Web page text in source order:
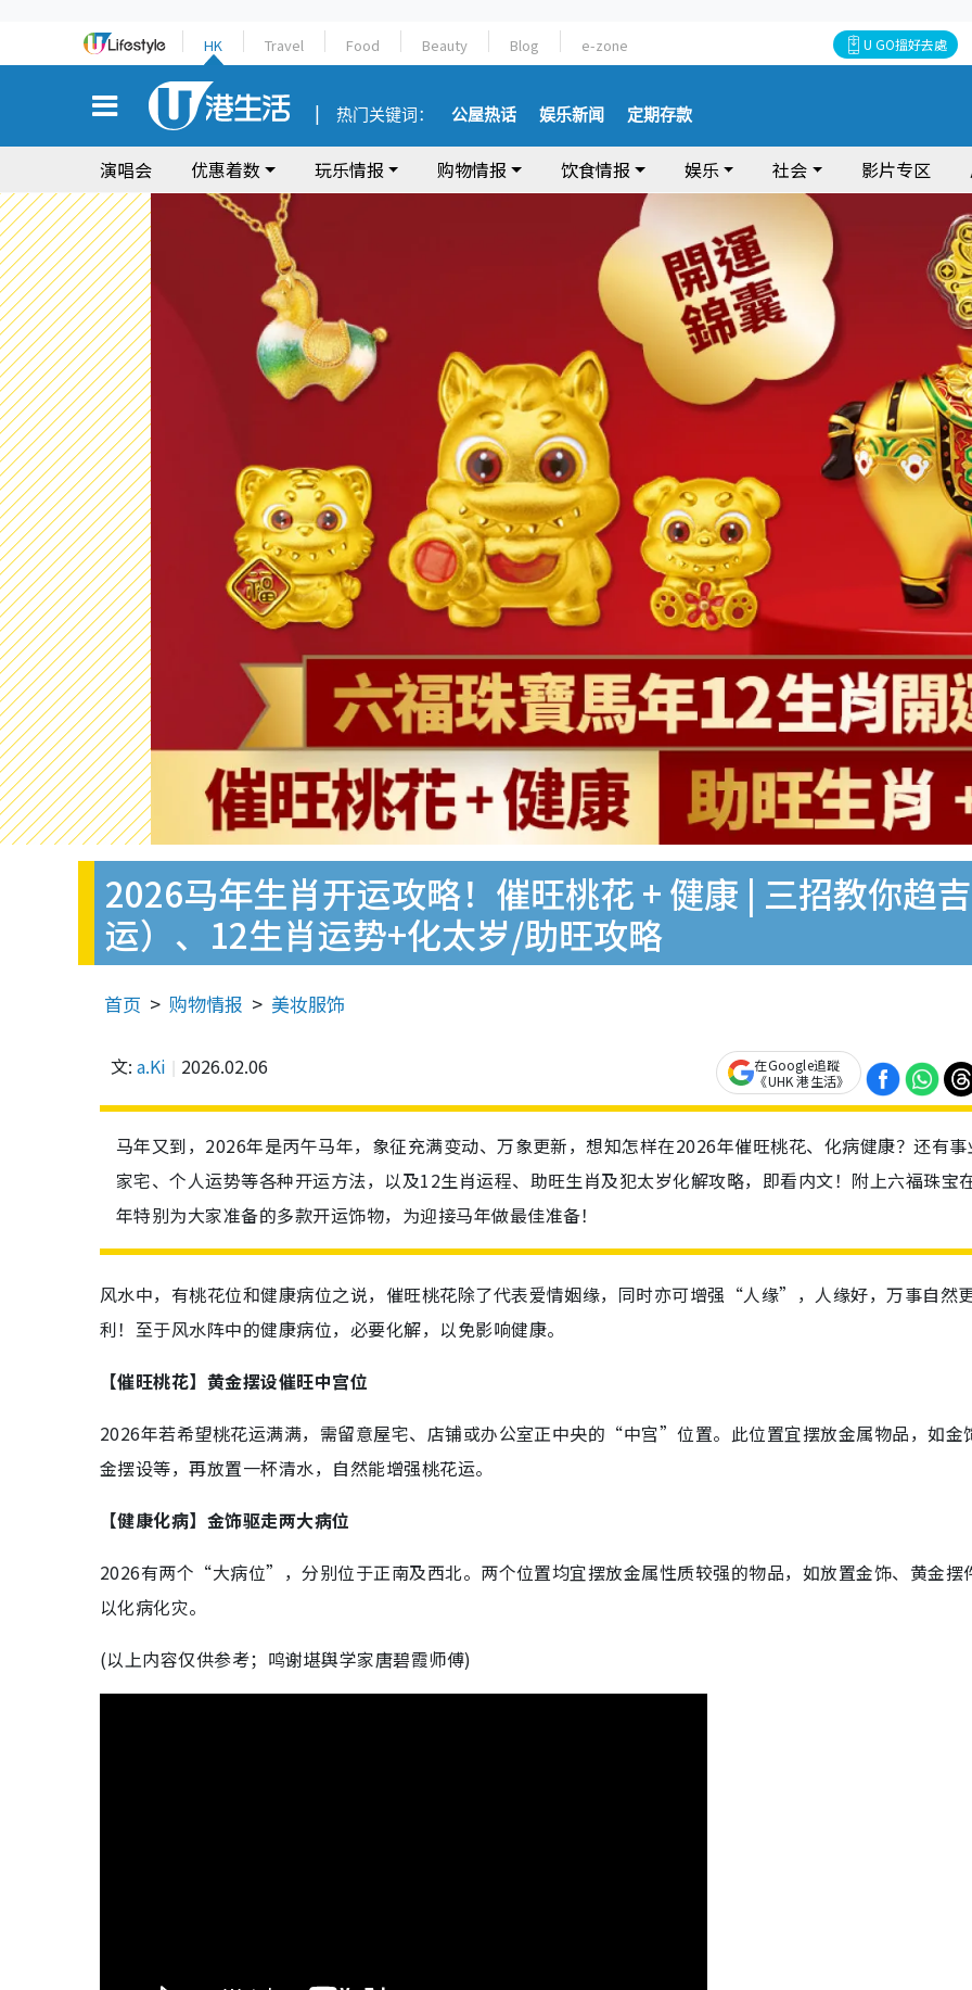
HK Travel Food Beauty Blog e-zone U GO搵好去處
热门关键词： 公屋热话 娱乐新闻 定期存款
演唱会 优惠着数 玩乐情报 购物情报 饮食情报 娱乐 社会 影片专区
2026马年生肖开运攻略！催旺桃花 + 健康 | 三招教你趋
运）、12生肖运势+化太岁/助旺攻略
首页 购物情报 美妆服饰
文: a.Ki 2026.02.06
在Google追蹤
《UHK 港生活》
马年又到，2026年是丙午马年，象征充满变动、万象更新，想知怎样在2026年催旺桃花、化病健康？还有
家宅、个人运势等各种开运方法，以及12生肖运程、助旺生肖及犯太岁化解攻略，即看内文！附上六福珠宝
年特别为大家准备的多款开运饰物，为迎接马年做最佳准备！
风水中，有桃花位和健康病位之说，催旺桃花除了代表爱情姻缘，同时亦可增强“人缘”，人缘好，万事自然
利！至于风水阵中的健康病位，必要化解，以免影响健康。
【催旺桃花】黄金摆设催旺中宫位
2026年若希望桃花运满满，需留意屋宅、店铺或办公室正中央的“中宫”位置。此位置宜摆放金属物品，如金
金摆设等，再放置一杯清水，自然能增强桃花运。
【健康化病】金饰驱走两大病位
2026有两个“大病位”，分别位于正南及西北。两个位置均宜摆放金属性质较强的物品，如放置金饰、黄金摆
以化病化灾。
(以上内容仅供参考；鸣谢堪舆学家唐碧霞师傅)